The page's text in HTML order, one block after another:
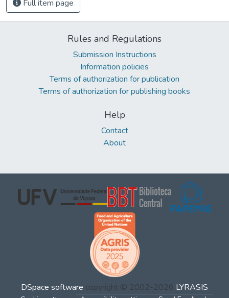
Full item page
Rules and Regulations
Submission Instructions
Information policies
Terms of authorization for publication
Terms of authorization for publishing books
Help
Contact
About
DSpace software copyright © 2002-2026 LYRASIS